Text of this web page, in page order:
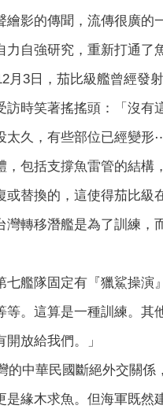
影的傳聞，流傳很廣
自強研究，重新打通了
月3日，茄比級艦曾經發
時笑著搖搖頭：「沒
太久，有些部位已經變
包括支撐魚雷管的結構
替換的，這使得茄比
轉移潛艦是為了訓練
七艦隊固定有『獵鯊操
。這算是一種訓練。
放給我們。」
的中華民國斷絕外交關
緣木求魚。但海軍既然